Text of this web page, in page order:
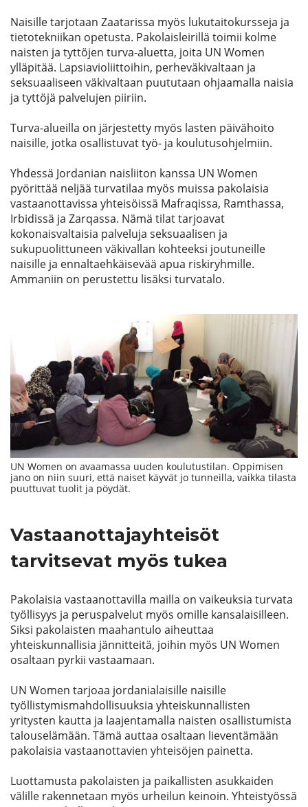
Naisille tarjotaan Zaatarissa myös lukutaitokursseja ja
tietotekniikan opetusta. Pakolaisleirillä toimii kolme
naisten ja tyttöjen turva-aluetta, joita UN Women
ylläpitää. Lapsiavioliittoihin, perheväkivaltaan ja
seksuaaliseen väkivaltaan puututaan ohjaamalla naisia
ja tyttöjä palvelujen piiriin.
Turva-alueilla on järjestetty myös lasten päivähoito
naisille, jotka osallistuvat työ- ja koulutusohjelmiin.
Yhdessä Jordanian naisliiton kanssa UN Women
pyörittää neljää turvatilaa myös muissa pakolaisia
vastaanottavissa yhteisöissä Mafraqissa, Ramthassa,
Irbidissä ja Zarqassa. Nämä tilat tarjoavat
kokonaisvaltaisia palveluja seksuaalisen ja
sukupuolittuneen väkivallan kohteeksi joutuneille
naisille ja ennaltaehkäisevää apua riskiryhmille.
Ammaniin on perustettu lisäksi turvatalo.
UN Women on avaamassa uuden koulutustilan. Oppimisen
jano on niin suuri, että naiset käyvät jo tunneilla, vaikka tilasta
puuttuvat tuolit ja pöydät.
Vastaanottajayhteisöt
tarvitsevat myös tukea
Pakolaisia vastaanottavilla mailla on vaikeuksia turvata
työllisyys ja peruspalvelut myös omille kansalaisilleen.
Siksi pakolaisten maahantulo aiheuttaa
yhteiskunnallisia jännitteitä, joihin myös UN Women
osaltaan pyrkii vastaamaan.
UN Women tarjoaa jordanialaisille naisille
työllistymismahdollisuuksia yhteiskunnallisten
yritysten kautta ja laajentamalla naisten osallistumista
talouselämään. Tämä auttaa osaltaan lieventämään
pakolaisia vastaanottavien yhteisöjen painetta.
Luottamusta pakolaisten ja paikallisten asukkaiden
välille rakennetaan myös urheilun keinoin. Yhteistyössä